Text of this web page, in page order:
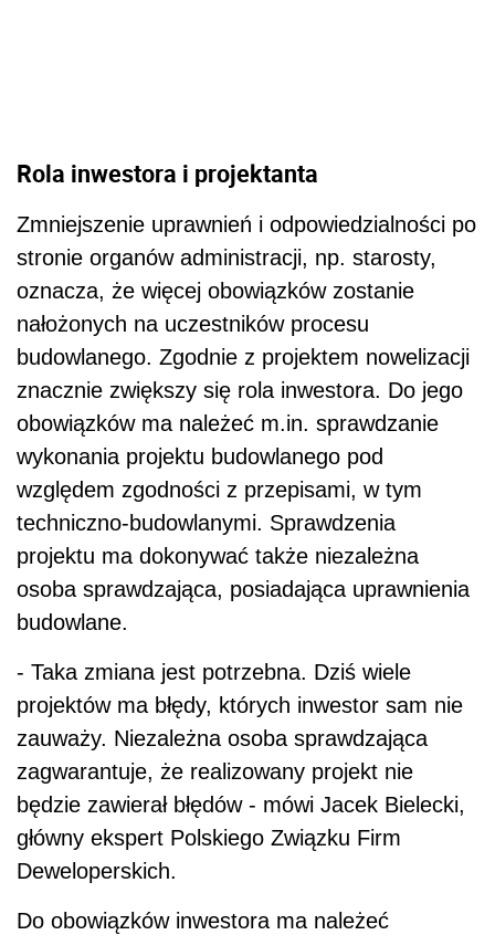
Rola inwestora i projektanta
Zmniejszenie uprawnień i odpowiedzialności po
stronie organów administracji, np. starosty,
oznacza, że więcej obowiązków zostanie
nałożonych na uczestników procesu
budowlanego. Zgodnie z projektem nowelizacji
znacznie zwiększy się rola inwestora. Do jego
obowiązków ma należeć m.in. sprawdzanie
wykonania projektu budowlanego pod
względem zgodności z przepisami, w tym
techniczno-budowlanymi. Sprawdzenia
projektu ma dokonywać także niezależna
osoba sprawdzająca, posiadająca uprawnienia
budowlane.
- Taka zmiana jest potrzebna. Dziś wiele
projektów ma błędy, których inwestor sam nie
zauważy. Niezależna osoba sprawdzająca
zagwarantuje, że realizowany projekt nie
będzie zawierał błędów - mówi Jacek Bielecki,
główny ekspert Polskiego Związku Firm
Deweloperskich.
Do obowiązków inwestora ma należeć